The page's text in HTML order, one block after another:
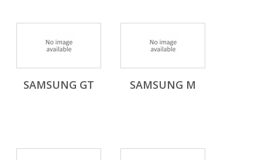
SAMSUNG GT SAMSUNG M